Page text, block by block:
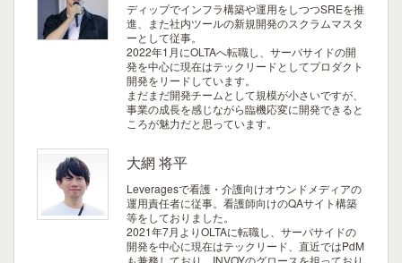
ディップでインフラ構築や運用をしつつSREを推
進、また社内ツールの新規開発のスクラムマスタ
ーとして従事。
2022年1月にOLTAへ転職し、サーバサイドの開
発を中心に現在はテックリードとしてプロダクト
開発をリードしています。
まだまだ開発チームとして規模が小さいですが、
事業の成長を感じながら臨機応変に開発できると
ころが魅力だと思っています。
大網 将平
Leveragesで看護・介護向けオウンドメディアの
運用責任者に従事。看護師向けのQAサイト構築
等をしておりました。
2021年7月よりOLTAに転職し、サーバサイドの
開発を中心に現在はテックリード、直近ではPdM
も兼務しており、INVOYのグロースを担っており